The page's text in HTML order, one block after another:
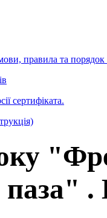
правила та порядок
сертифіката.
.